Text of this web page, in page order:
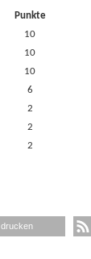
Punkte
10
10
10
6
2
2
2
drucken